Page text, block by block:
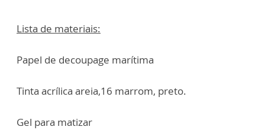
Lista de materiais:
Papel de decoupage marítima
Tinta acrílica areia,16 marrom, preto.
Gel para matizar